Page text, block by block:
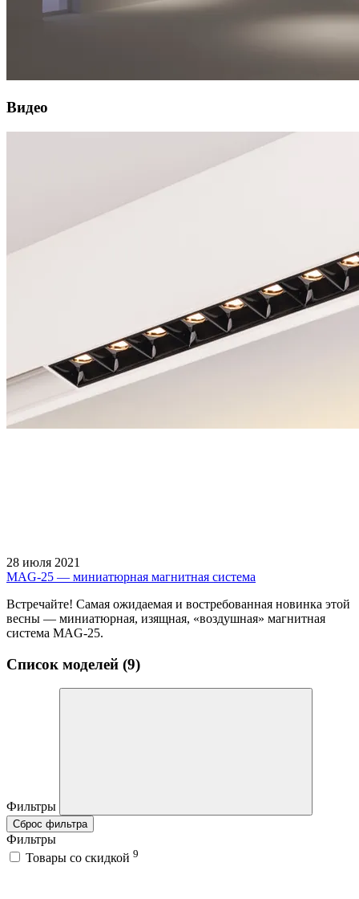
Видео
28 июля 2021
MAG-25 — миниатюрная магнитная система
Встречайте! Самая ожидаемая и востребованная новинка этой
весны — миниатюрная, изящная, «воздушная» магнитная
система MAG-25.
Список моделей (9)
Фильтры
Сброс фильтра
Фильтры
Товары со скидкой 9